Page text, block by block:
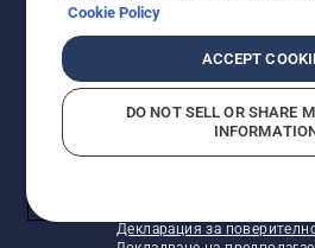
© Husqvarna AB (публ).
Декларация за
Cookie Policy
ACCEPT
DO NOT SELL OR SHARE